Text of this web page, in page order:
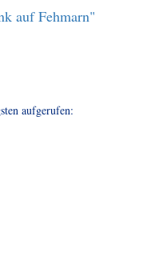
auf Fehmarn"
aufgerufen: